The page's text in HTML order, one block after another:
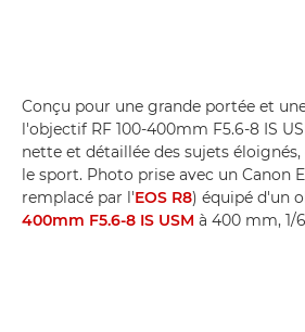
Conçu pour une grande portée et
l'objectif RF 100-400mm F5.6-8 IS
nette et détaillée des sujets
le sport. Photo prise avec un Canon
remplacé par l'EOS R8) équipé d'un
400mm F5.6-8 IS USM à 400 mm, 1/